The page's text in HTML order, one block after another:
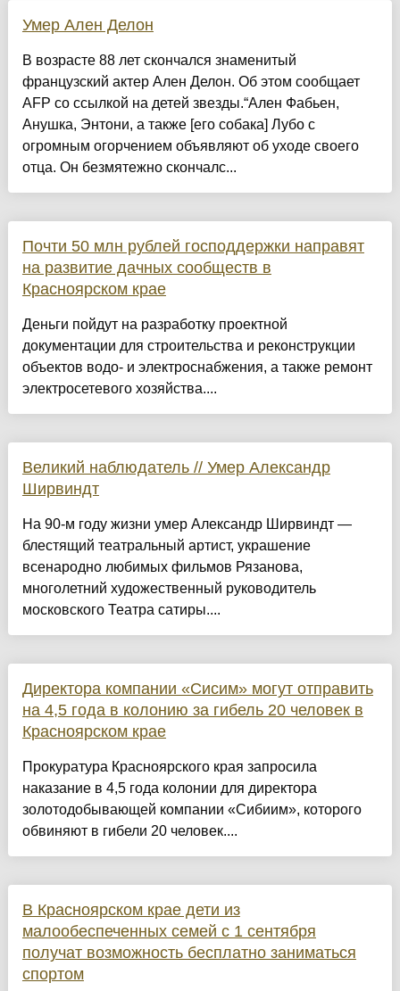
Умер Ален Делон
В возрасте 88 лет скончался знаменитый
французский актер Ален Делон. Об этом сообщает
AFP со ссылкой на детей звезды.“Ален Фабьен,
Анушка, Энтони, а также [его собака] Лубо с
огромным огорчением объявляют об уходе своего
отца. Он безмятежно скончалс...
Почти 50 млн рублей господдержки направят
на развитие дачных сообществ в
Красноярском крае
Деньги пойдут на разработку проектной
документации для строительства и реконструкции
объектов водо- и электроснабжения, а также ремонт
электросетевого хозяйства....
Великий наблюдатель // Умер Александр
Ширвиндт
На 90-м году жизни умер Александр Ширвиндт —
блестящий театральный артист, украшение
всенародно любимых фильмов Рязанова,
многолетний художественный руководитель
московского Театра сатиры....
Директора компании «Сисим» могут отправить
на 4,5 года в колонию за гибель 20 человек в
Красноярском крае
Прокуратура Красноярского края запросила
наказание в 4,5 года колонии для директора
золотодобывающей компании «Сибиим», которого
обвиняют в гибели 20 человек....
В Красноярском крае дети из
малообеспеченных семей с 1 сентября
получат возможность бесплатно заниматься
спортом